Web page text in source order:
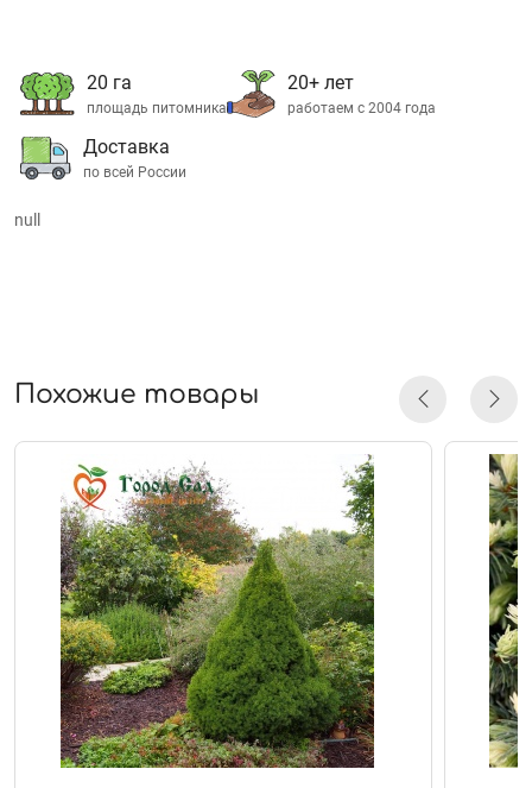
20 га
площадь питомника
20+ лет
работаем с 2004 года
Доставка
по всей России
null
Похожие товары